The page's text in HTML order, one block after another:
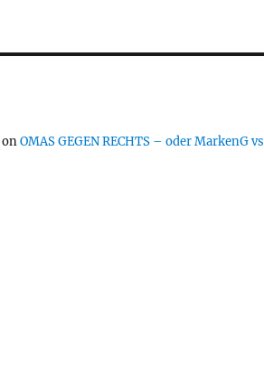
onOMAS GEGEN RECHTS – oder MarkenG vs